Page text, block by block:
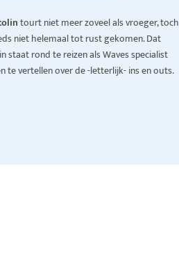
tourt niet meer zoveel als vroeger, toch
niet helemaal tot rust gekomen. Dat
staat rond te reizen als Waves specialist
te vertellen over de -letterlijk- ins en outs.